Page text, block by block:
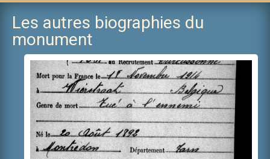
Les autres biographies du
monument